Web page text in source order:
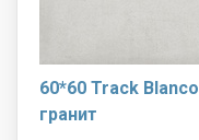
60*60 Track
гранит